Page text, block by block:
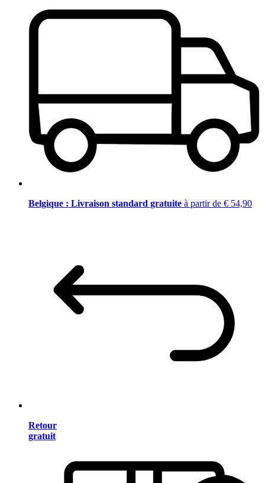
Belgique : Livraison standard gratuite à partir de € 54,90
Retour
gratuit